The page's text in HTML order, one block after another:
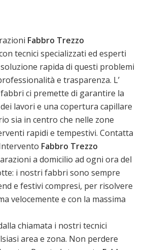
Fabbro Trezzo
tecnici specializzati ed esperti
rapida di questi problemi
e trasparenza. L’
ci premette di garantire la
lavori e una copertura capillare
sia in centro che nelle zone
rapidi e tempestivi. Contatta
Fabbro Trezzo
a domicilio ad ogni ora del
i nostri fabbri sono sempre
e festivi compresi, per risolvere
velocemente e con la massima
chiamata i nostri tecnici
area e zona. Non perdere